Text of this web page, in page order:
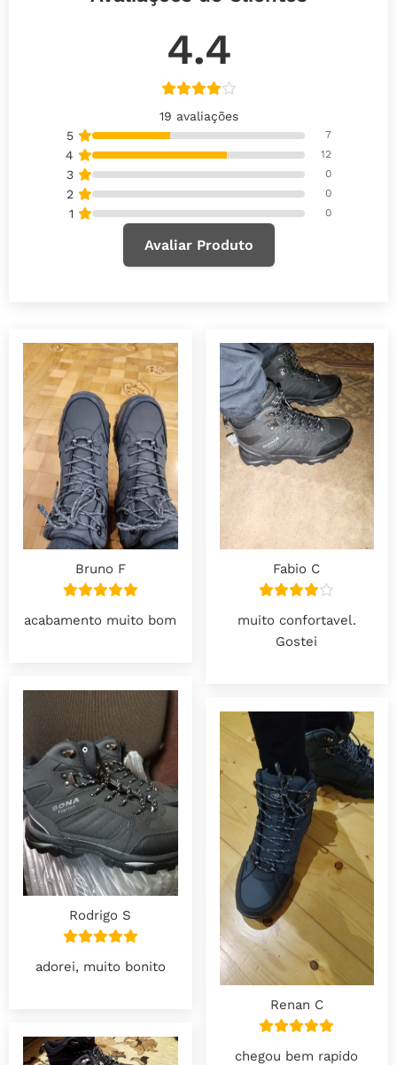
4.4
19 avaliações
5
7
4 12
3 0
2 0
1 0
Avaliar Produto
Bruno F
acabamento muito bom
Fabio C
muito confortavel.
Gostei
Rodrigo S
adorei, muito bonito
Renan C
chegou bem rapido